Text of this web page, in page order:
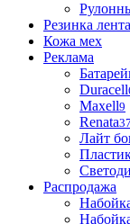
Резинка
Кожа мех
Реклама
Duracell
Maxell9
Renata37
Лайт
Распродажа